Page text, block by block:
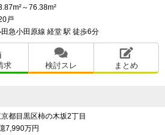
～76.38m²
戸
急小田原線 経堂 駅 徒歩6分
求 検討スレ まとめ
都目黒区柿の木坂2丁目
7,990万円